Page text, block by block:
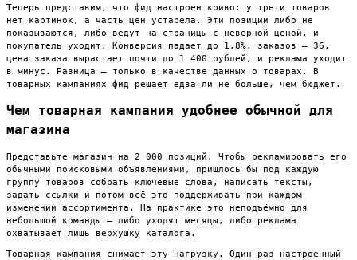
Теперь представим, что фид настроен криво: у трети товаров
нет картинок, а часть цен устарела. Эти позиции либо не
показываются, либо ведут на страницы с неверной ценой, и
покупатель уходит. Конверсия падает до 1,8%, заказов — 36,
цена заказа вырастает почти до 1 400 рублей, и реклама уходит
в минус. Разница — только в качестве данных о товарах. В
товарных кампаниях фид решает едва ли не больше, чем бюджет.
Чем товарная кампания удобнее обычной для
магазина
Представьте магазин на 2 000 позиций. Чтобы рекламировать его
обычными поисковыми объявлениями, пришлось бы под каждую
группу товаров собрать ключевые слова, написать тексты,
задать ссылки и потом всё это поддерживать при каждом
изменении ассортимента. На практике это неподъёмно для
небольшой команды — либо уходят месяцы, либо реклама
охватывает лишь верхушку каталога.
Товарная кампания снимает эту нагрузку. Один раз настроенный